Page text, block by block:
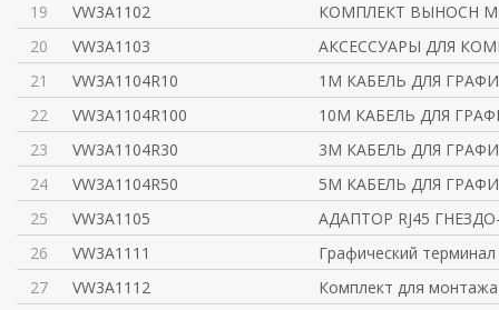
19
VW3A1102
КОМПЛЕКТ ВЫНОСН
20
VW3A1103
АКСЕССУАРЫ ДЛЯ
21
VW3A1104R10
1М КАБЕЛЬ ДЛЯ
22
VW3A1104R100
10М КАБЕЛЬ ДЛЯ
23
VW3A1104R30
3М КАБЕЛЬ ДЛЯ
24
VW3A1104R50
5М КАБЕЛЬ ДЛЯ
25
VW3A1105
АДАПТОР RJ45
26
VW3A1111
Графический
27
VW3A1112
Комплект для